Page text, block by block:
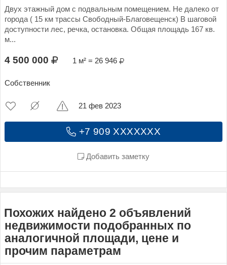
Двух этажный дом с подвальным помещением. Не далеко от
города ( 15 км трассы Свободный-Благовещенск) В шаговой
доступности лес, речка, остановка. Общая площадь 167 кв.
м...
4 500 000 1 м² = 26 946
Собственник
+7 909 XXXXXXX
Добавить заметку
21 фев 2023
Похожих найдено 2 объявлений
недвижимости подобранных по
аналогичной площади, цене и
прочим параметрам